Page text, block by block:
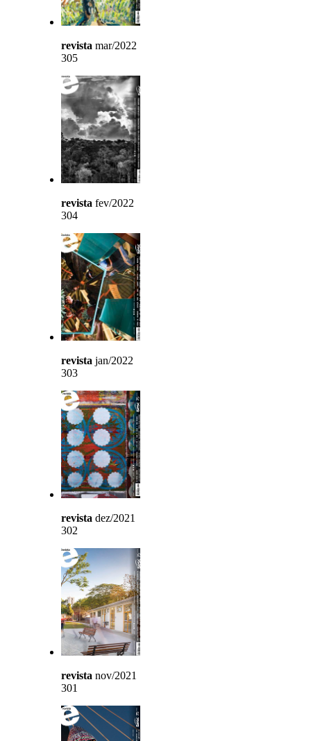
revista mar/2022
305
revista fev/2022
304
revista jan/2022
303
revista dez/2021
302
revista nov/2021
301